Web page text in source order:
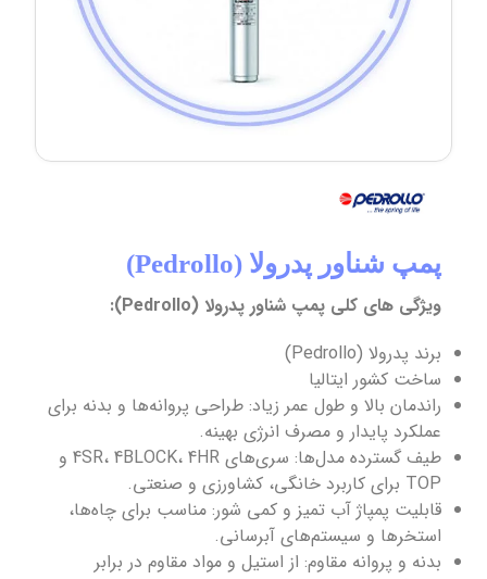
پمپ شناور پدرولا (Pedrollo)
ویژگی های کلی پمپ شناور پدرولا (Pedrollo):
برند پدرولا (Pedrollo)
ساخت کشور ایتالیا
راندمان بالا و طول عمر زیاد: طراحی پروانه‌ها و بدنه برای
عملکرد پایدار و مصرف انرژی بهینه.
طیف گسترده مدل‌ها: سری‌های 4SR، 4BLOCK، 4HR و
TOP برای کاربرد خانگی، کشاورزی و صنعتی.
قابلیت پمپاژ آب تمیز و کمی شور: مناسب برای چاه‌ها،
استخرها و سیستم‌های آبرسانی.
بدنه و پروانه مقاوم: از استیل و مواد مقاوم در برابر